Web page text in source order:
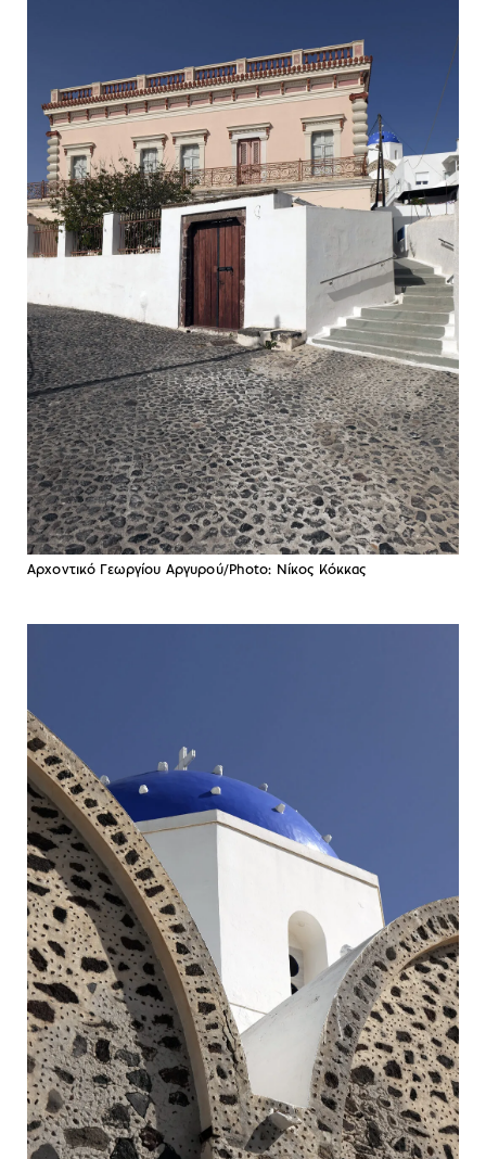
Αρχοντικό Γεωργίου Αργυρού/Photo: Νίκος Κόκκας